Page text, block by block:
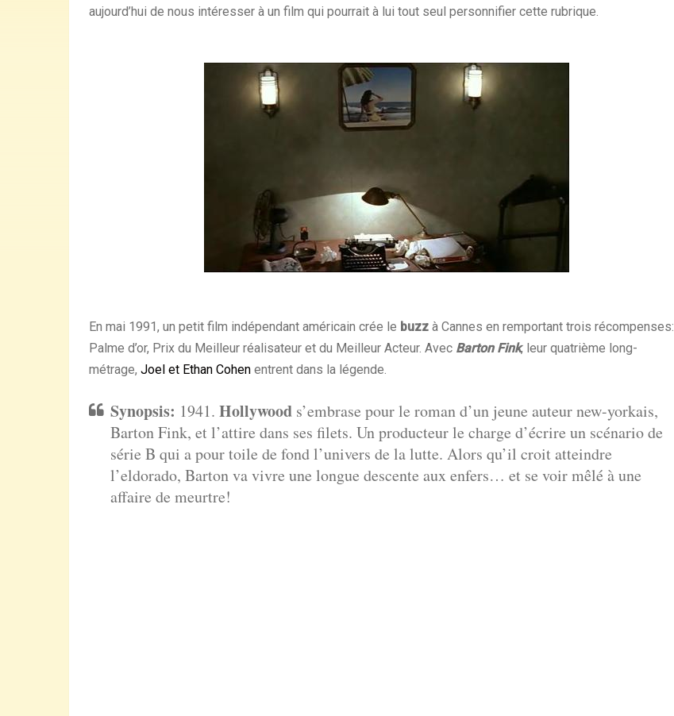
aujourd’hui de nous intéresser à un film qui pourrait à lui tout seul personnifier cette rubrique.
En mai 1991, un petit film indépendant américain crée le buzz à Cannes en remportant trois récompenses:
Palme d’or, Prix du Meilleur réalisateur et du Meilleur Acteur. Avec Barton Fink, leur quatrième long-
métrage, Joel et Ethan Cohen entrent dans la légende.
Synopsis: 1941. Hollywood s’embrase pour le roman d’un jeune auteur new-yorkais,
Barton Fink, et l’attire dans ses filets. Un producteur le charge d’écrire un scénario de
série B qui a pour toile de fond l’univers de la lutte. Alors qu’il croit atteindre
l’eldorado, Barton va vivre une longue descente aux enfers… et se voir mêlé à une
affaire de meurtre!